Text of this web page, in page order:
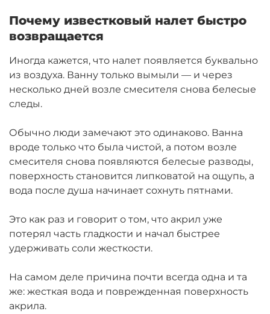
Почему известковый налет быстро
возвращается
Иногда кажется, что налет появляется буквально
из воздуха. Ванну только вымыли — и через
несколько дней возле смесителя снова белесые
следы.
Обычно люди замечают это одинаково. Ванна
вроде только что была чистой, а потом возле
смесителя снова появляются белесые разводы,
поверхность становится липковатой на ощупь, а
вода после душа начинает сохнуть пятнами.
Это как раз и говорит о том, что акрил уже
потерял часть гладкости и начал быстрее
удерживать соли жесткости.
На самом деле причина почти всегда одна и та
же: жесткая вода и поврежденная поверхность
акрила.